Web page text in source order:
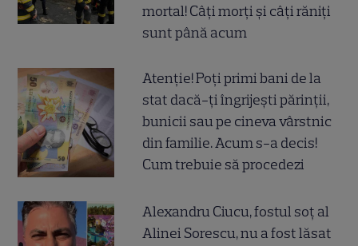
mortal! Câți morți și câți răniți
sunt până acum
Atenție! Poți primi bani de la
stat dacă-ți îngrijești părinții,
bunicii sau pe cineva vârstnic
din familie. Acum s-a decis!
Cum trebuie să procedezi
Alexandru Ciucu, fostul soț al
Alinei Sorescu, nu a fost lăsat